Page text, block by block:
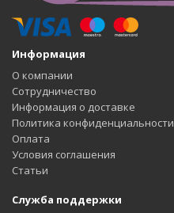
Информация
О компании
Сотрудничество
Информация о доставке
Политика конфиденциальности
Оплата
Условия соглашения
Статьи
Служба поддержки